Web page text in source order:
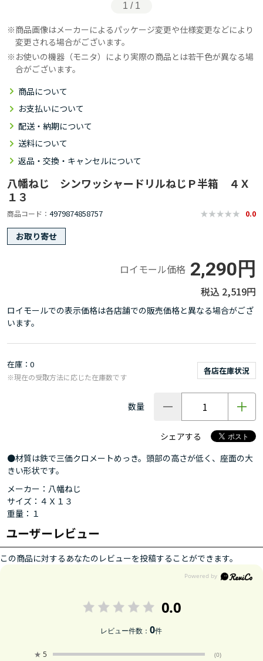
1 / 1
商品画像はメーカーによるパッケージ変更や仕様変更などにより
変更される場合がございます。
お使いの機器（モニタ）により実際の商品とは若干色が異なる場
合がございます。
商品について
お支払いについて
配送・納期について
送料について
返品・交換・キャンセルについて
八幡ねじ シンワッシャードリルねじＰ半箱 ４Ｘ
１３
商品コード 4979874858757 0.0
お取り寄せ
ロイモール価格 2,290円
2,519円
ロイモールでの表示価格は各店舗での販売価格と異なる場合がござ
います。
在庫 0
各店在庫状況
※現在の受取方法に応じた在庫数です
数量
シェアする
●材質は鉄で三価クロメートめっき。頭部の高さが低く、座面の大
きい形状です。
メーカー：八幡ねじ
サイズ：４Ｘ１３
重量：１
ユーザーレビュー
この商品に対するあなたのレビューを投稿することができます。
0.0
レビュー件数：0件
★ 5 (0)